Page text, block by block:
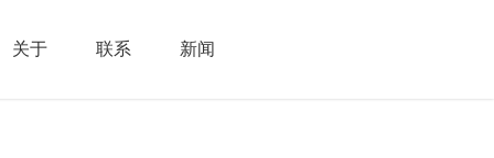
关于 联系 新闻